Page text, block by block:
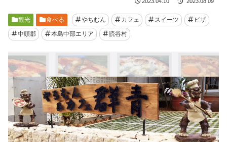
観光 食べる やちむん カフェ スイーツ
ピザ
中頭郡
本島中部エリア 読谷村